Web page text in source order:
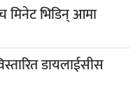
मिनेट भिडिन् आमा
डायलाईसीस